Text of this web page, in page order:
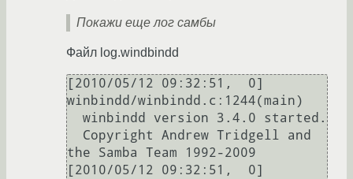
Покажи еще лог самбы
Файл log.windbindd
[2010/05/12 09:32:51,  0]
winbindd/winbindd.c:1244(main)
the Samba Team 1992-2009
[2010/05/12 09:32:51,  0]